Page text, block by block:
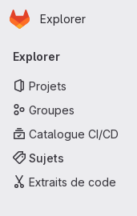
Passer au contenu principal
Page d'accueil
Explorer
Navigation
Explorer
Projets
Groupes
Catalogue CI/CD
Sujets
Extraits de code